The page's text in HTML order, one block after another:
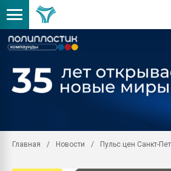
Главная Новости Пульс цен Санкт-